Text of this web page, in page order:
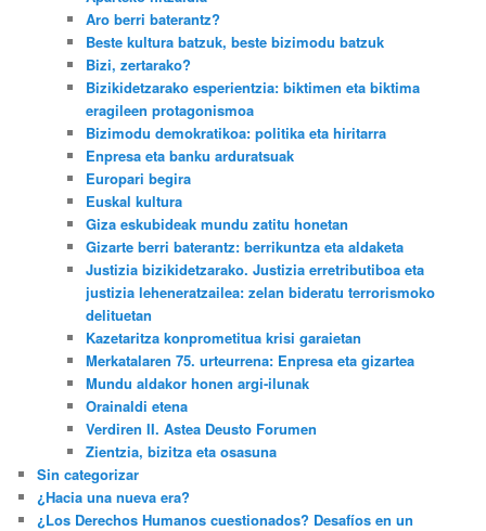
Aro berri baterantz?
Beste kultura batzuk, beste bizimodu batzuk
Bizi, zertarako?
Bizikidetzarako esperientzia: biktimen eta biktima
eragileen protagonismoa
Bizimodu demokratikoa: politika eta hiritarra
Enpresa eta banku arduratsuak
Europari begira
Euskal kultura
Giza eskubideak mundu zatitu honetan
Gizarte berri baterantz: berrikuntza eta aldaketa
Justizia bizikidetzarako. Justizia erretributiboa eta
justizia leheneratzailea: zelan bideratu terrorismoko
delituetan
Kazetaritza konprometitua krisi garaietan
Merkatalaren 75. urteurrena: Enpresa eta gizartea
Mundu aldakor honen argi-ilunak
Orainaldi etena
Verdiren II. Astea Deusto Forumen
Zientzia, bizitza eta osasuna
Sin categorizar
¿Hacia una nueva era?
¿Los Derechos Humanos cuestionados? Desafíos en un